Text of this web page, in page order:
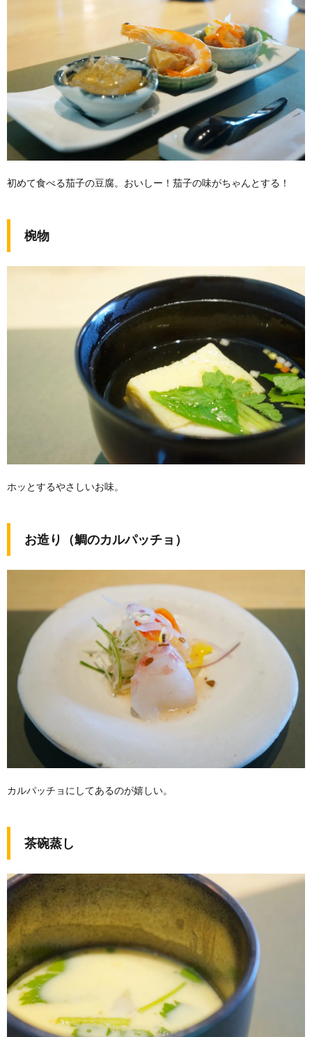
初めて食べる茄子の豆腐。おいしー！茄子の味がちゃんとする！
椀物
ホッとするやさしいお味。
お造り（鯛のカルパッチョ）
カルパッチョにしてあるのが嬉しい。
茶碗蒸し